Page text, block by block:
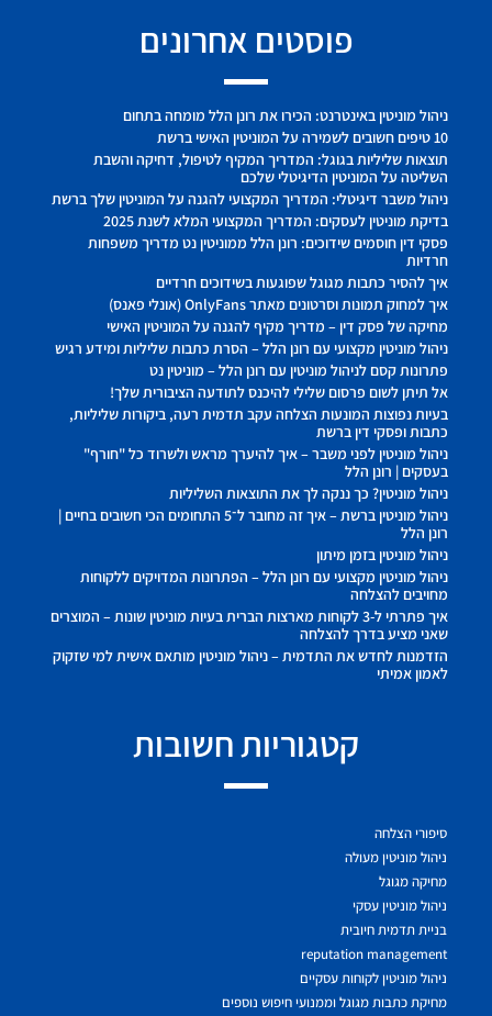
פוסטים אחרונים
ניהול מוניטין באינטרנט: הכירו את רונן הלל מומחה בתחום
10 טיפים חשובים לשמירה על המוניטין האישי ברשת
תוצאות שליליות בגוגל: המדריך המקיף לטיפול, דחיקה והשבת
השליטה על המוניטין הדיגיטלי שלכם
ניהול משבר דיגיטלי: המדריך המקצועי להגנה על המוניטין שלך ברשת
בדיקת מוניטין לעסקים: המדריך המקצועי המלא לשנת 2025
פסקי דין חוסמים שידוכים: רונן הלל ממוניטין נט מדריך משפחות
חרדיות
איך להסיר כתבות מגוגל שפוגעות בשידוכים חרדיים
איך למחוק תמונות וסרטונים מאתר OnlyFans (אונלי פאנס)
מחיקה של פסק דין – מדריך מקיף להגנה על המוניטין האישי
ניהול מוניטין מקצועי עם רונן הלל – הסרת כתבות שליליות ומידע רגיש
פתרונות קסם לניהול מוניטין עם רונן הלל – מוניטין נט
אל תיתן לשום פרסום שלילי להיכנס לתודעה הציבורית שלך!
בעיות נפוצות המונעות הצלחה עקב תדמית רעה, ביקורות שליליות,
כתבות ופסקי דין ברשת
ניהול מוניטין לפני משבר – איך להיערך מראש ולשרוד כל "חורף"
בעסקים | רונן הלל
ניהול מוניטין? כך ננקה לך את התוצאות השליליות
ניהול מוניטין ברשת – איך זה מחובר ל־5 התחומים הכי חשובים בחיים |
רונן הלל
ניהול מוניטין בזמן מיתון
ניהול מוניטין מקצועי עם רונן הלל – הפתרונות המדויקים ללקוחות
מחויבים להצלחה
איך פתרתי ל-3 לקוחות מארצות הברית בעיות מוניטין שונות – המוצרים
שאני מציע בדרך להצלחה
הזדמנות לחדש את התדמית – ניהול מוניטין מותאם אישית למי שזקוק
לאמון אמיתי
קטגוריות חשובות
סיפורי הצלחה
ניהול מוניטין מעולה
מחיקה מגוגל
ניהול מוניטין עסקי
בניית תדמית חיובית
reputation management
ניהול מוניטין לקוחות עסקיים
מחיקת כתבות מגוגל וממנועי חיפוש נוספים